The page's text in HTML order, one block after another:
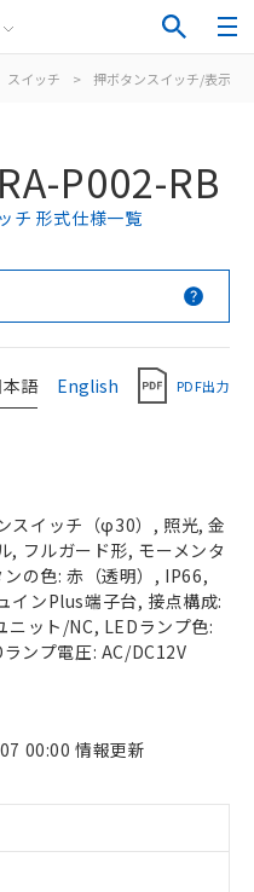
スイッチ > 押ボタンスイッチ/表示灯
P002-RB
チ 形式仕様一覧
本語 English PDF出力
スイッチ（φ30）, 照光, 金
, フルガード形, モーメンタ
ンの色: 赤（透明）, IP66,
インPlus端子台, 接点構成:
ニット/NC, LEDランプ色:
ンプ電圧: AC/DC12V
00:00 情報更新